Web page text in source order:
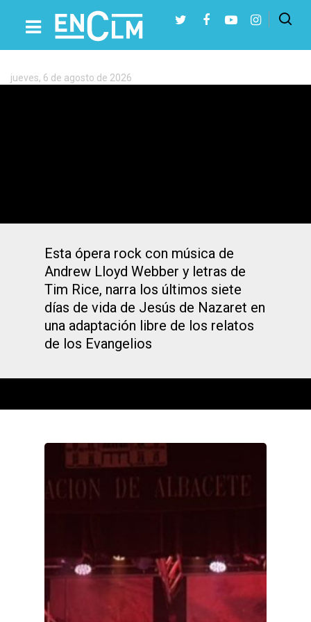
Etiqueta:
Spirale
Presiona Intro para buscar o ESC para cerrar
jueves, 6 de agosto de 2026
Esta ópera rock con música de
Andrew Lloyd Webber y letras de
Tim Rice, narra los últimos siete
días de vida de Jesús de Nazaret en
una adaptación libre de los relatos
de los Evangelios